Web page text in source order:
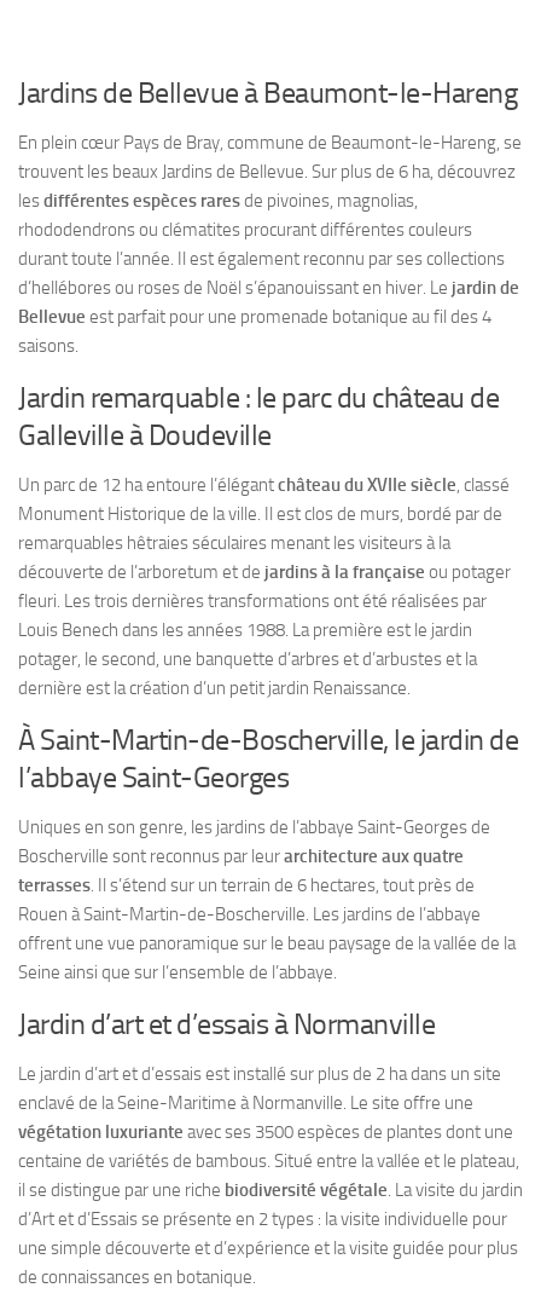
Jardins de Bellevue à Beaumont-le-Hareng
En plein cœur Pays de Bray, commune de Beaumont-le-Hareng, se
trouvent les beaux Jardins de Bellevue. Sur plus de 6 ha, découvrez
lesdifférentes espèces raresde pivoines, magnolias,
rhododendrons ou clématites procurant différentes couleurs
durant toute l’année. Il est également reconnu par ses collections
d’hellébores ou roses de Noël s’épanouissant en hiver. Le jardin de
Bellevue est parfait pour une promenade botanique au fil des 4
saisons.
Jardin remarquable : le parc du château de
Galleville à Doudeville
Un parc de 12 ha entoure l’élégantchâteau du XVIIe siècle, classé
Monument Historique de la ville. Il est clos de murs, bordé par de
remarquables hêtraies séculaires menant les visiteurs à la
découverte de l’arboretum et de jardins à la française ou potager
fleuri. Les trois dernières transformations ont été réalisées par
Louis Benech dans les années 1988. La première est le jardin
potager, le second, une banquette d’arbres et d’arbustes et la
dernière est la création d’un petit jardin Renaissance.
À Saint-Martin-de-Boscherville, le jardin de
l’abbaye Saint-Georges
Uniques en son genre, les jardins de l’abbaye Saint-Georges de
Boscherville sont reconnus par leurarchitecture aux quatre
terrasses. Il s’étend sur un terrain de 6 hectares, tout près de
Rouen à Saint-Martin-de-Boscherville. Les jardins de l’abbaye
offrent une vue panoramique sur le beau paysage de la vallée de la
Seine ainsi que sur l’ensemble de l’abbaye.
Jardin d’art et d’essais à Normanville
Le jardin d’art et d’essais est installé sur plus de 2 ha dans un site
enclavé de la Seine-Maritime à Normanville. Le site offre une
végétation luxuriante avec ses 3500 espèces de plantes dont une
centaine de variétés de bambous. Situé entre la vallée et le plateau,
il se distingue par une riche biodiversité végétale. La visite du jardin
d’Art et d’Essais se présente en 2 types : la visite individuelle pour
une simple découverte et d’expérience et la visite guidée pour plus
de connaissances en botanique.